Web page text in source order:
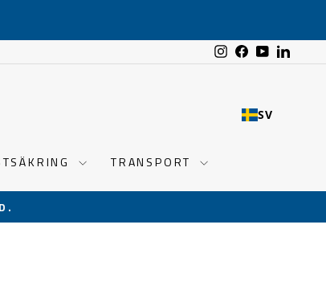
Instagram
Facebook
YouTube
SV
TRANSPORT